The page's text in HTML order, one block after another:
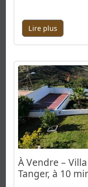
Lire plus
À Vendre –
Tanger, à 10